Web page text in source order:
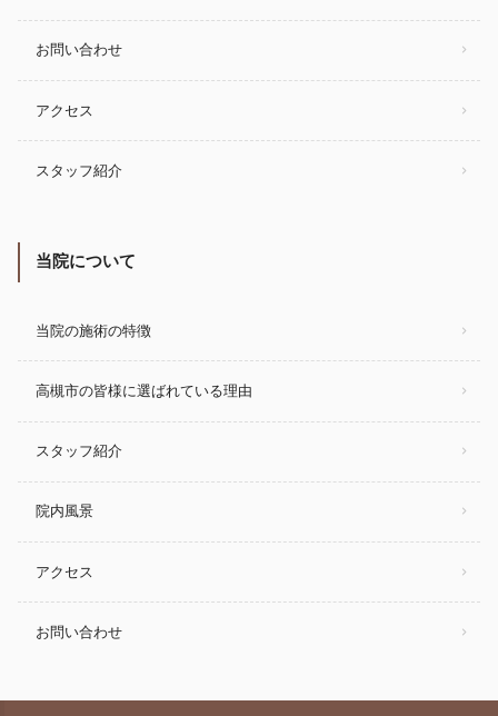
お問い合わせ
アクセス
スタッフ紹介
当院について
当院の施術の特徴
高槻市の皆様に選ばれている理由
スタッフ紹介
院内風景
アクセス
お問い合わせ